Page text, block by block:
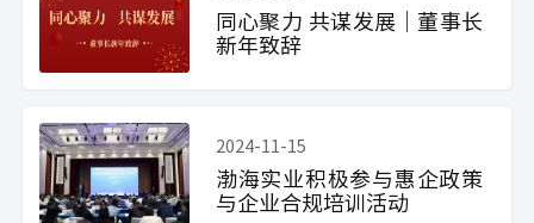
同心聚力 共谋发展｜董事长
新年致辞
2024-11-15
渤海实业积极参与惠企政策
与企业合规培训活动